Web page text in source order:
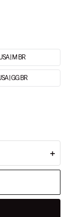
| M BR
| GG BR
＋